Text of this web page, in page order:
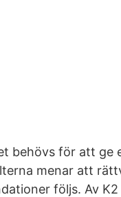
behövs för att ge
menar att
följs. Av